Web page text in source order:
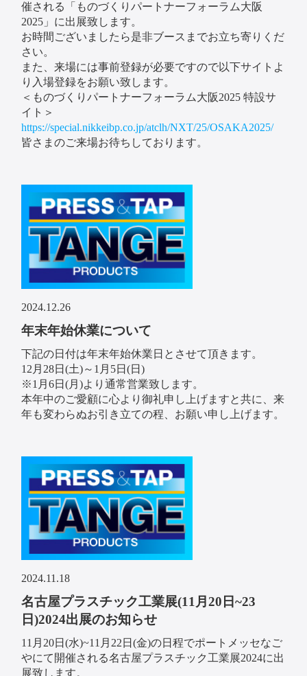
催される「ものづくりパートナーフォーラム大阪
2025」に出展致します。
お時間ございましたら是非ブースまでお立ち寄りくだ
さい。
また、来場には事前登録が必要ですので以下サイトよ
り入場登録をお願い致します。
＜ものづくりパートナーフォーラム大阪2025 特設サ
イト＞
https://special.nikkeibp.co.jp/atclh/NXT/25/OSAKA2025/
皆さまのご来場お待ちしております。
2024.12.26
年末年始休業について
下記の日付は年末年始休業日とさせて頂きます。
12月28日(土)～1月5日(日)
※1月6日(月)より通常営業致します。
本年中のご愛顧に心より御礼申し上げますと共に、来
年も変わらぬお引き立ての程、お願い申し上げます。
2024.11.18
名古屋プラスチック工業展(11月20日~23
日)2024出展のお知らせ
11月20日(水)~11月22日(金)の日程でポートメッセなご
やにて開催される名古屋プラスチック工業展2024に出
展致します。